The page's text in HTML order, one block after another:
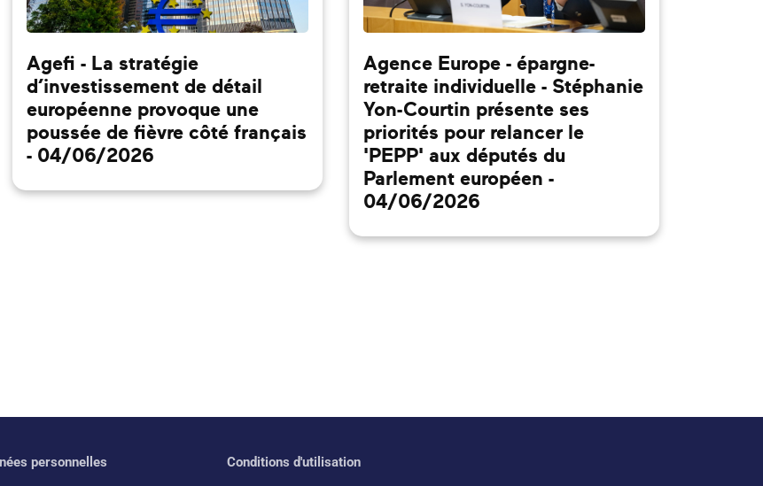
Agefi - La stratégie
d’investissement de détail
européenne provoque une
poussée de fièvre côté français
- 04/06/2026
Agence Europe - épargne-
retraite individuelle - Stéphanie
Yon-Courtin présente ses
priorités pour relancer le
'PEPP' aux députés du
Parlement européen -
04/06/2026
personnelles Conditions d'utilisation